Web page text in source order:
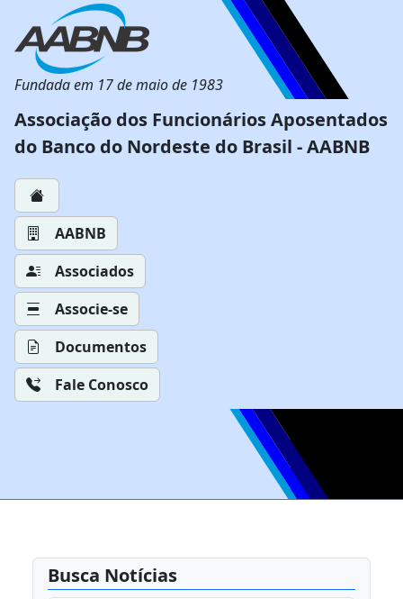
Fundada em 17 de maio de 1983
Associação dos Funcionários Aposentados
do Banco do Nordeste do Brasil - AABNB
AABNB
Associados
Associe-se
Documentos
Fale Conosco
Busca Notícias